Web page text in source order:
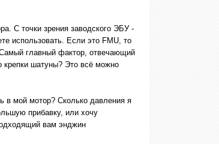
С точки зрения заводского ЭБУ -
использовать. Если это FMU, то
главный фактор, отвечающий
крепки шатуны? Это всё можно
в мой мотор? Сколько давления я
прибавку, или хочу
вам энджин